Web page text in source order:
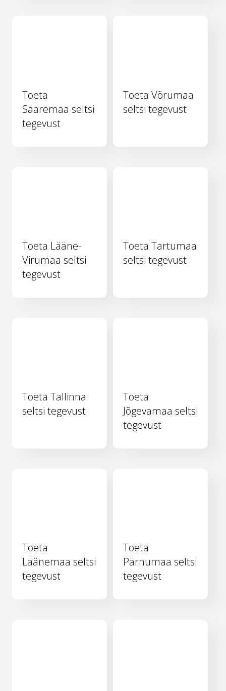
Toeta
Saaremaa seltsi
tegevust
Toeta Võrumaa
seltsi tegevust
Toeta Lääne-
Virumaa seltsi
tegevust
Toeta Tartumaa
seltsi tegevust
Toeta Tallinna
seltsi tegevust
Toeta
Jõgevamaa seltsi
tegevust
Toeta
Läänemaa seltsi
tegevust
Toeta
Pärnumaa seltsi
tegevust